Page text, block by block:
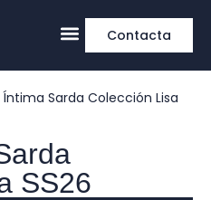
Contacta
Sarda Colección Lisa
SS26